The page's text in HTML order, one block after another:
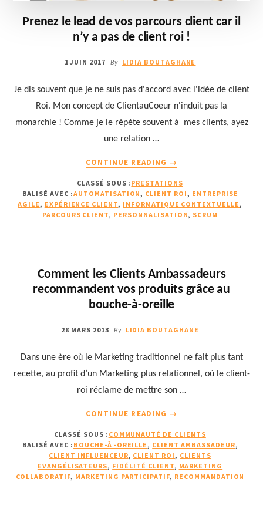
Prenez le lead de vos parcours client car il
n’y a pas de client roi !
1 JUIN 2017 By LIDIA BOUTAGHANE
Je dis souvent que je ne suis pas d'accord avec l'idée de client
Roi. Mon concept de ClientauCoeur n'induit pas la
monarchie ! Comme je le répète souvent à mes clients, ayez
une relation …
CONTINUE READING
LE
LEAD
DE
IL
N’Y
A
DE
ROI
→
CLASSÉ SOUS : PRESTATIONS
BALISÉ AVEC :AUTOMATISATION , CLIENT ROI , ENTREPRISE
AGILE , EXPÉRIENCE CLIENT, INFORMATIQUE CONTEXTUELLE ,
PARCOURS CLIENT, PERSONNALISATION, SCRUM
Comment les Clients Ambassadeurs
recommandent vos produits grâce au
bouche-à-oreille
28 MARS 2013 By LIDIA BOUTAGHANE
Dans une ère où le Marketing traditionnel ne fait plus tant
recette, au profit d’un Marketing plus relationnel, où le client-
roi réclame de mettre son …
CONTINUE READING
LES
CLIENTS
AMBASSADEURS
RECOMMANDENT
→
CLASSÉ SOUS : COMMUNAUTÉ DE CLIENTS
BALISÉ AVEC : BOUCHE-À -OREILLE , CLIENT AMBASSADEUR,
CLIENT INFLUENCEUR, CLIENT ROI , CLIENTS
EVANGÉLISATEURS, FIDÉLITÉ CLIENT, MARKETING
COLLABORATIF, MARKETING PARTICIPATIF, RECOMMANDATION